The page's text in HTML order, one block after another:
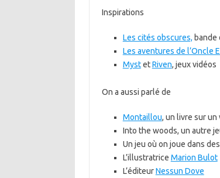
Inspirations
Les cités obscures, bande
Les aventures de l’Oncle
MystetRiven, jeux vidéos
On a aussi parlé de
Montaillou, un livre sur un
Into the woods, un autre
Un jeu où on joue dans
L’illustratrice Marion Bulot
L’éditeurNessun Dove